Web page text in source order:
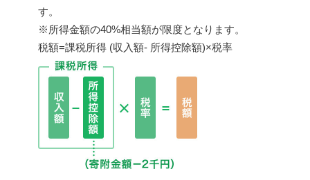
す。
※所得金額の40%相当額が限度となります。
税額=課税所得 (収入額- 所得控除額)×税率